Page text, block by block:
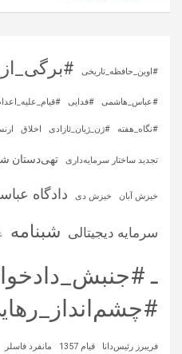
#اوین_حافظه_تاریخی
#عباس_هاشمی #فدایی
#نگاه_هفته #ژن_ژیان_ئازادی اخلاق
تجدید ساختار سرمایه‌داری تهی‌دستان
خیزش آبان خیزش دی دادگاه
سرمایه‌ دیجیتالی شبنامه
ـ
فریبرز رئیس‌دانا قیام 1357 مانفرد فاسلر